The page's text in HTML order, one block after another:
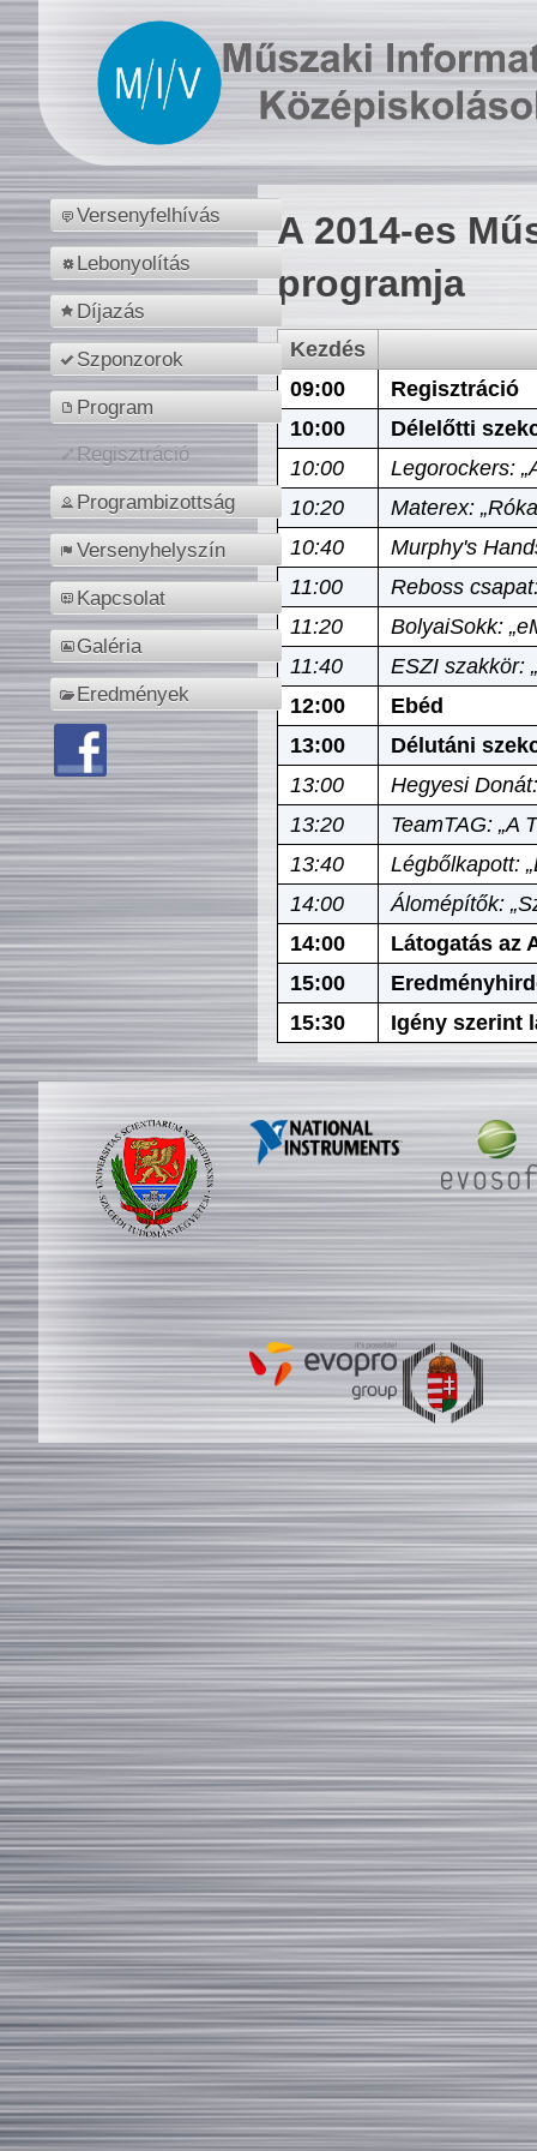
Versenyfelhívás
Lebonyolítás
Díjazás
Szponzorok
Program
Regisztráció
Programbizottság
Versenyhelyszín
Kapcsolat
Galéria
Eredmények
A 2014-es
programja
Kezdés
09:00
Regisztráció
10:00
Délelőtti
10:00
Legorockers:
10:20
Materex:
10:40
Murphy's
11:00
Reboss
11:20
BolyaiSokk:
11:40
ESZI szakkör:
12:00
Ebéd
13:00
Délutáni
13:00
Hegyesi
13:20
TeamTAG: „A
13:40
Légbőlkapott:
14:00
Álomépítők:
14:00
Látogatás az
15:00
15:30
Igény szerint